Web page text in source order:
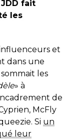
fait
les
et
dans une
les
» à
de
McFly
Si un
leur